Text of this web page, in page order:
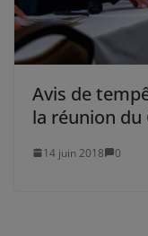
Avis de
la réunion du
14 juin 2018 0